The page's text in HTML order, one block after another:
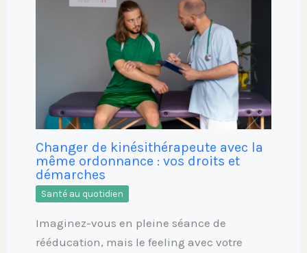
Changer de kinésithérapeute avec la
même ordonnance : vos droits et
démarches
Santé au quotidien
Imaginez-vous en pleine séance de
rééducation, mais le feeling avec votre